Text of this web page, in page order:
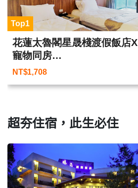
Top1
花蓮太魯閣星晟棧渡假飯店X
寵物同房
跟家中毛寶貝來趟不一樣的
NT$1,708
超夯住宿，此生必住